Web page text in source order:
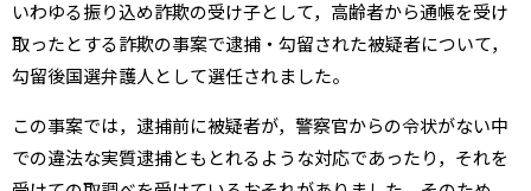
いわゆる振り込め詐欺の受け子として，高齢者から通帳を受け
取ったとする詐欺の事案で逮捕・勾留された被疑者について，
勾留後国選弁護人として選任されました。
この事案では，逮捕前に被疑者が，警察官からの令状がない中
での違法な実質逮捕ともとれるような対応であったり，それを